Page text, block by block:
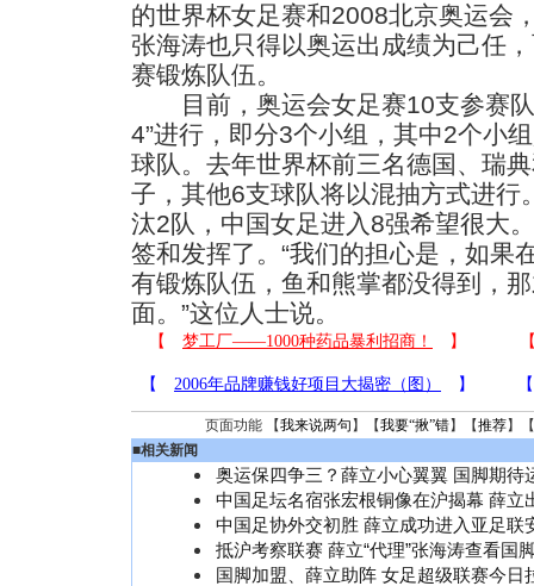
的世界杯女足赛和2008北京奥运会
张海涛也只得以奥运出成绩为己任
赛锻炼队伍。
目前，奥运会女足赛10支参赛队
4”进行，即分3个小组，其中2个小
球队。去年世界杯前三名德国、瑞
子，其他6支球队将以混抽方式进行
汰2队，中国女足进入8强希望很大
签和发挥了。“我们的担心是，如果
有锻炼队伍，鱼和熊掌都没得到，
面。”这位人士说。
页面功能 【我来说两句 】【我要“揪”错】【推荐】
■相关新闻
奥运保四争三？薛立小心翼翼 国脚期待
中国足坛名宿张宏根铜像在沪揭幕 薛立
中国足协外交初胜 薛立成功进入亚足联
抵沪考察联赛 薛立“代理”张海涛查看国
国脚加盟、薛立助阵 女足超级联赛今日